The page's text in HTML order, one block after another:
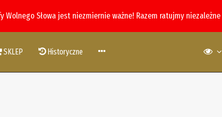
Wolnego Słowa jest niezmiernie ważne! Razem ratujmy
SKLEP Historyczne